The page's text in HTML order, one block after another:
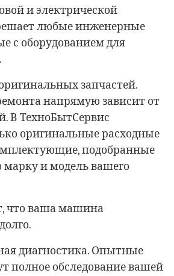
и электрической
любые инженерные
с оборудованием для
запчастей.
напрямую зависит от
В ТехноБытСервис
оригинальные расходные
подобранные
и модель вашего
что ваша машина
диагностика. Опытные
полное обследование вашей